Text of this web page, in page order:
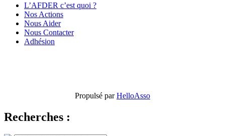
L’AFDER c’est quoi ?
Nos Actions
Nous Aider
Nous Contacter
Adhésion
Propulsé parHelloAsso
Recherches :